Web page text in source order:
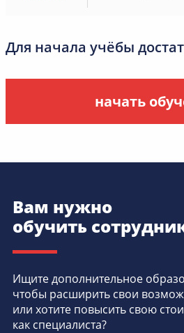
Для начала учёбы
начать
Вам нужно
обучить
Ищите дополнительное
чтобы расширить свои
или хотите повысить свою
как специалиста?